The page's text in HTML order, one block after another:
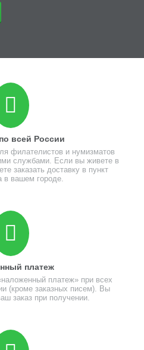
всей России
филателистов и нумизматов
службами. Если вы живете в
заказать доставку в пункт
в вашем городе.
платеж
платеж» при всех
(кроме заказных писем). Вы
заказ при получении.